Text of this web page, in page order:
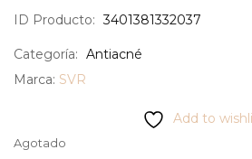
ID Producto: 3401381332037
Categoría: Antiacné
Marca: SVR
Add to
Agotado